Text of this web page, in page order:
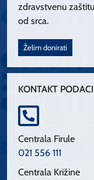
zdravstvenu
od srca.
Želim donirati
KONTAKT PODACI
Centrala Firule
021 556 111
Centrala Križine